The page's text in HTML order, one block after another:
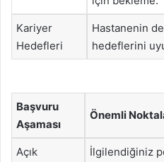
Kariyer
Hedefleri
Hastanenin
hedeflerini
Başvuru
Aşaması
Önemli
Açık
İlgilendiğiniz